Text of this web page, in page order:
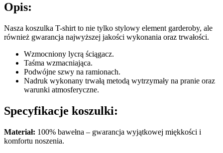
Opis:
Nasza koszulka T-shirt to nie tylko stylowy element garderoby, ale
również gwarancja najwyższej jakości wykonania oraz trwałości.
Wzmocniony lycrą ściągacz.
Taśma wzmacniająca.
Podwójne szwy na ramionach.
Nadruk wykonany trwałą metodą wytrzymały na pranie oraz
warunki atmosferyczne.
Specyfikacje koszulki:
Materiał: 100% bawełna – gwarancja wyjątkowej miękkości i
komfortu noszenia.